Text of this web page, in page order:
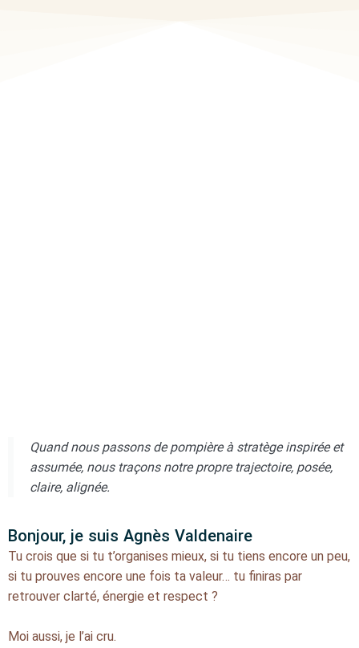
Quand nous passons de pompière à stratège inspirée et
assumée, nous traçons notre propre trajectoire, posée,
claire, alignée.
Bonjour, je suis Agnès Valdenaire
Tu crois que si tu t’organises mieux, si tu tiens encore un peu,
si tu prouves encore une fois ta valeur… tu finiras par
retrouver clarté, énergie et respect ?
Moi aussi, je l’ai cru.